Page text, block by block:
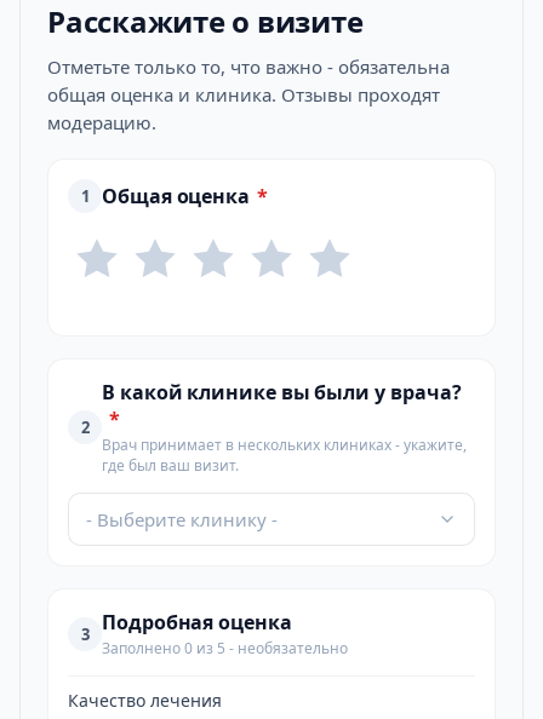
Расскажите о визите
Отметьте только то, что важно - обязательна
общая оценка и клиника. Отзывы проходят
модерацию.
1 Общая оценка *
2
В какой клинике вы были у врача?
*
Врач принимает в нескольких клиниках - укажите,
где был ваш визит.
- Выберите клинику -
3 Подробная оценка
Заполнено 0 из 5 - необязательно
Качество лечения